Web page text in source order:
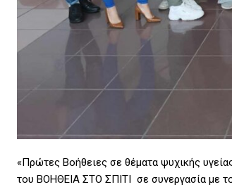
«Πρώτες Βοήθειες σε θέματα ψυχικής
του ΒΟΗΘΕΙΑ ΣΤΟ ΣΠΙΤΙ σε συνεργασία με